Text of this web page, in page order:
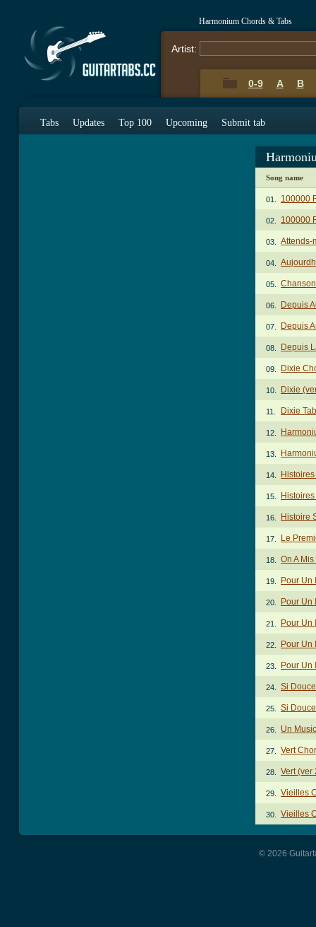
Harmonium Chords & Tabs
Artist:
0-9 A B
Tabs Updates Top 100 Upcoming Submit tab
Song name
01. 100000
02. 100000
03. Attends-
04.
05.
06. Depuis
07. Depuis
08. Depuis
09. Dixie
10. Dixie
11. Dixie Tab
12.
13.
14.
15.
16. Histoire
17. Le
18. On A
19. Pour Un
20. Pour Un
21. Pour Un
22. Pour Un
23. Pour Un
24. Si
25. Si
26. Un
27. Vert
28. Vert (ver
29. Vieilles
30. Vieilles
© 2026